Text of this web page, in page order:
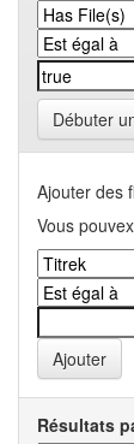
Débuter
Ajouter des
Vous
Résultats